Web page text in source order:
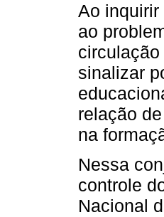
Ao
ao
sinalizar
relação
na
Nessa
controle
Nacional